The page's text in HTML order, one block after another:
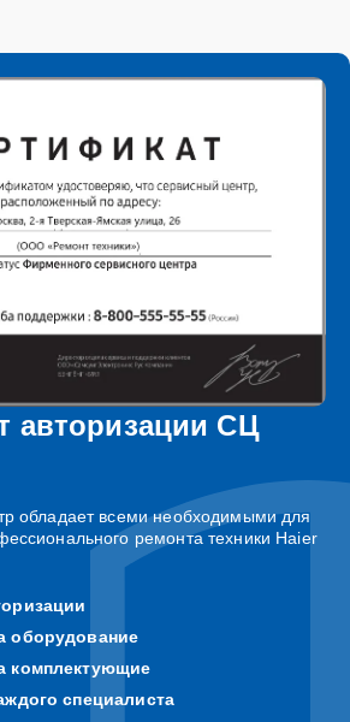
авторизации СЦ
обладает всеми необходимыми для
ремонта техники Haier
оборудование
комплектующие
специалиста